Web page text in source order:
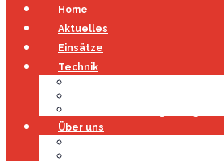
Home
Aktuelles
Einsätze
Technik
Über uns